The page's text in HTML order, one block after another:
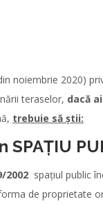
noiembrie 2020)
teraselor, dacă
trebuie să știi:
SPAȚIU
2002 spațiul public
de proprietate